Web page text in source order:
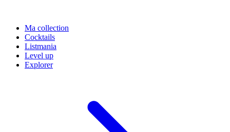
Ma collection
Cocktails
Listmania
Level up
Explorer